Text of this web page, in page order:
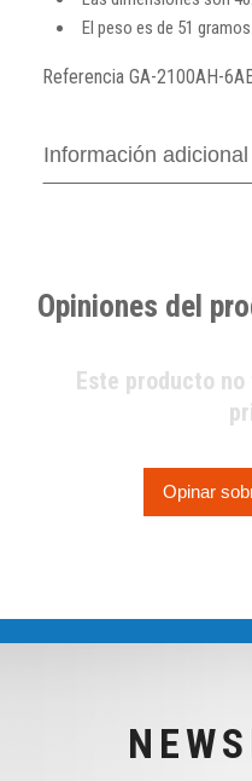
El peso es de 51 gramos.
Referencia GA-2100AH-
Información adicional
Opiniones del
Este producto no
Opinar